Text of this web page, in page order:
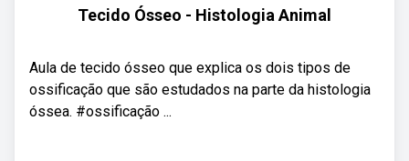
Tecido Ósseo - Histologia Animal
Aula de tecido ósseo que explica os dois tipos de
ossificação que são estudados na parte da histologia
óssea. #ossificação ...